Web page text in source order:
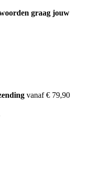
graag jouw
vanaf € 79,90